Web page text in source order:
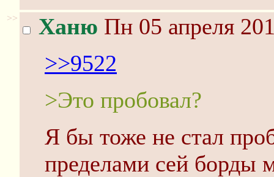
>> Ханю Пн 05 апреля
>>9522
>Это пробовал?
Я бы тоже не стал
пределами сей борды